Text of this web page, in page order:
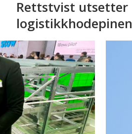
Rettstvist utsetter
logistikkhodepinen